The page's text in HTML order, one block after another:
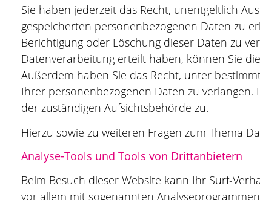
Sie haben jederzeit das Recht, unentgeltlich
gespeicherten personenbezogenen Daten zu
Berichtigung oder Löschung dieser Daten zu
Datenverarbeitung erteilt haben, können Sie
Außerdem haben Sie das Recht, unter
Ihrer personenbezogenen Daten zu
der zuständigen Aufsichtsbehörde zu.
Hierzu sowie zu weiteren Fragen zum Thema
Analyse-Tools und Tools von Dritt­anbietern
Beim Besuch dieser Website kann Ihr Surf-
vor allem mit sogenannten